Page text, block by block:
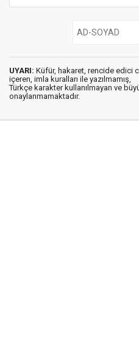
UYARI: Küfür, hakaret, rencide edici
içeren, imla kuralları ile yazılmamış,
Türkçe karakter kullanılmayan ve
onaylanmamaktadır.